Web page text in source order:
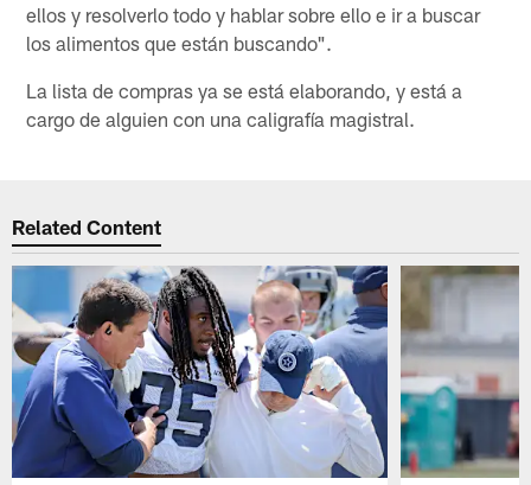
ellos y resolverlo todo y hablar sobre ello e ir a buscar
los alimentos que están buscando".
La lista de compras ya se está elaborando, y está a
cargo de alguien con una caligrafía magistral.
Related Content